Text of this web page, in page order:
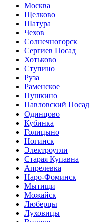
Москва
Щелково
Шатура
Чехов
Солнечногорск
Сергиев Посад
Хотьково
Ступино
Руза
Раменское
Пушкино
Павловский Посад
Одинцово
Кубинка
Голицыно
Ногинск
Электроугли
Старая Купавна
Апрелевка
Наро-Фоминск
Мытищи
Можайск
Люберцы
Луховицы